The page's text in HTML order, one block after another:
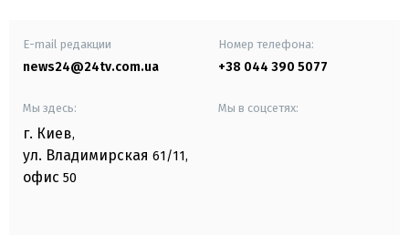
E-mail редакции
news24@24tv.com.ua
Номер телефона:
+38 044 390 5077
Мы здесь:
г. Киев,
ул. Владимирская 61/11,
офис 50
Мы в соцсетях: